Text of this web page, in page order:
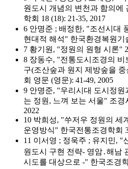
원도시 개념의 변천과 함의에
학회 18 (18): 21-35, 2017
6 안명준 ; 배정한, "조선시대
현대적 해석" 한국환경복원기
7 황기원, "정원의 원형 시론"
8 장동수, "전통도시조경의 비
구(조산숲과 원지 제방숲을
회 영문 (영문): 41-49, 2005
9 안명준, "우리시대 도시정원
는 정원, 느껴 보는 서울" 조경
2022
10 박희성, "쑤저우 정원의 세
운영방식" 한국전통조경학회
11 이서영 ; 정욱주 ; 유지민, "
원도시 구현 전략- 영암․해남
시도를 대상으로 -" 한국조경